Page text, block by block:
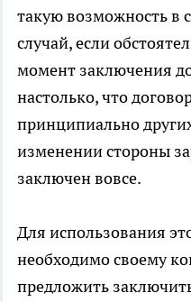
такую возможность в
случай, если
момент заключения
настолько, что
принципиально
изменении стороны
заключен вовсе.
Для использования
необходимо своему
предложить